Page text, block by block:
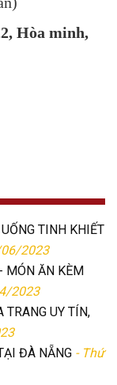
Hòa minh,
TINH KHIẾT
2023
MÓN ĂN KÈM
2023
UY TÍN,
ĐÀ NẴNG - Thứ